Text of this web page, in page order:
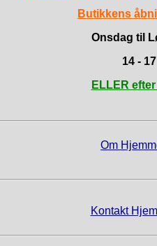
Butikkens
Onsdag til
14 - 17
ELLER
Om
Kontakt